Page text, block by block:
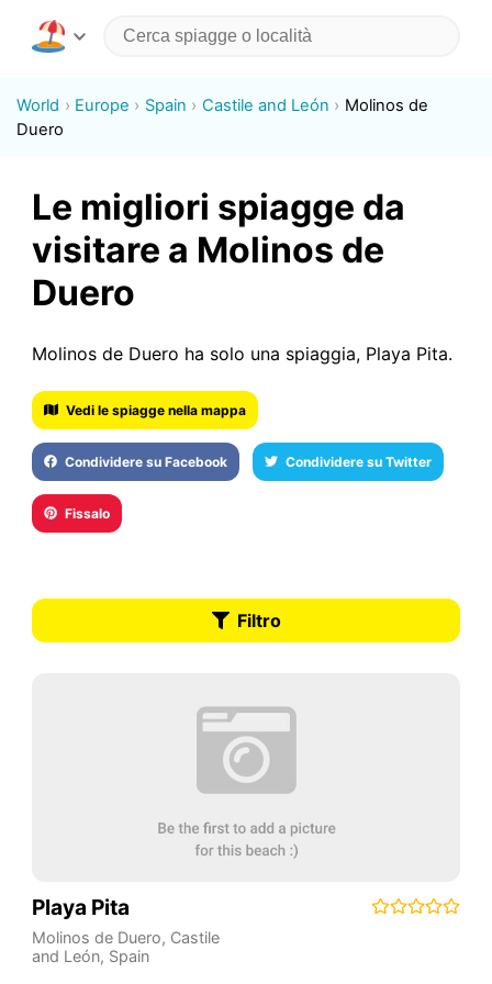
World Europe Spain Castile and León
Molinos de
Duero
Le migliori spiagge da
visitare a Molinos de
Duero
Molinos de Duero ha solo una spiaggia, Playa Pita.
Vedi le spiagge nella mappa
Condividere su Facebook Condividere su Twitter
Fissalo
Filtro
Playa Pita
Molinos de Duero, Castile
and León, Spain